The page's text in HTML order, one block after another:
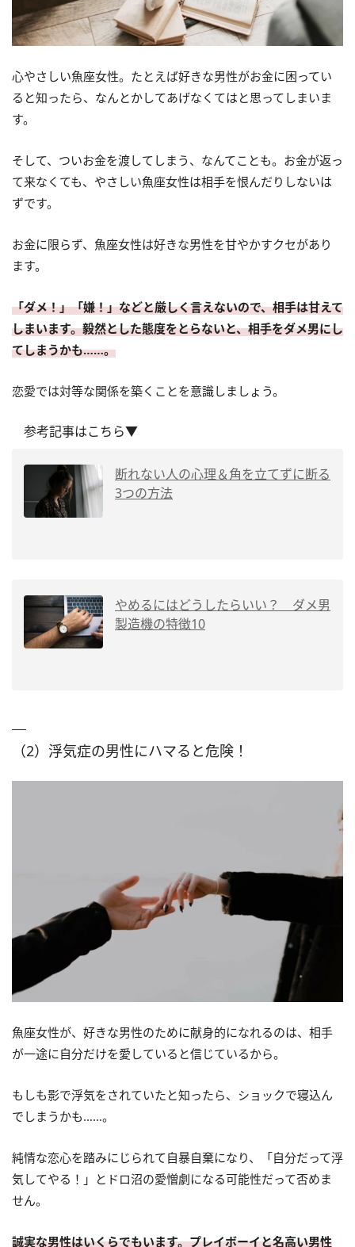
心やさしい魚座女性。たとえば好きな男性がお金に困ってい
ると知ったら、なんとかしてあげなくてはと思ってしまいま
す。
そして、ついお金を渡してしまう、なんてことも。お金が返っ
て来なくても、やさしい魚座女性は相手を恨んだりしないは
ずです。
お金に限らず、魚座女性は好きな男性を甘やかすクセがあり
ます。
「ダメ！」「嫌！」などと厳しく言えないので、相手は甘えて
しまいます。毅然とした態度をとらないと、相手をダメ男にし
てしまうかも……。
恋愛では対等な関係を築くことを意識しましょう。
参考記事はこちら▼
断れない人の心理＆角を立てずに断る
3つの方法
やめるにはどうしたらいい？ ダメ男
製造機の特徴10
（2）浮気症の男性にハマると危険！
魚座女性が、好きな男性のために献身的になれるのは、相手
が一途に自分だけを愛していると信じているから。
もしも影で浮気をされていたと知ったら、ショックで寝込ん
でしまうかも……。
純情な恋心を踏みにじられて自暴自棄になり、「自分だって浮
気してやる！」とドロ沼の愛憎劇になる可能性だって否めま
せん。
誠実な男性はいくらでもいます。プレイボーイと名高い男性